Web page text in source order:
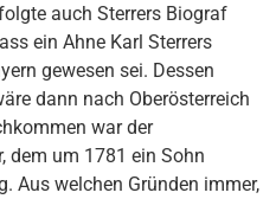
auch Sterrers Biograf
ein Ahne Karl Sterrers
gewesen sei. Dessen
dann nach Oberösterreich
war der
dem um 1781 ein Sohn
Aus welchen Gründen immer,